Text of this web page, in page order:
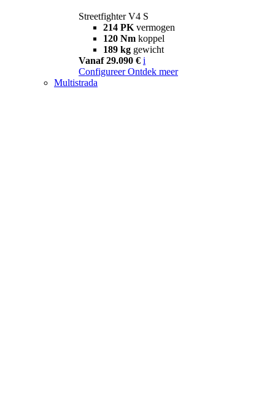
Streetfighter V4 S
214 PK vermogen
120 Nm koppel
189 kg gewicht
Vanaf 29.090 € i
Configureer Ontdek meer
Multistrada